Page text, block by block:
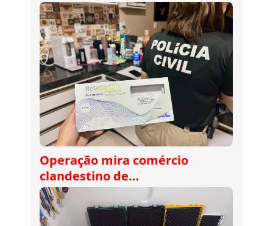
Operação mira comércio
clandestino de…